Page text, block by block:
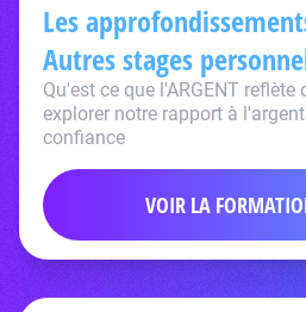
Les
Autres stages
Qu'est ce que l'ARGENT
explorer notre rapport à
confiance
VOIR LA